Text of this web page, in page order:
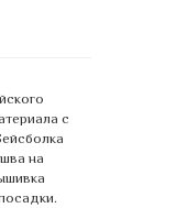
с
на